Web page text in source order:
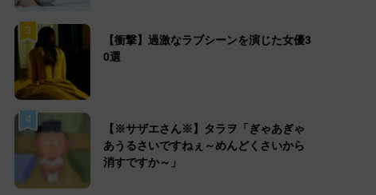
3
【衝撃】過激なラブシーンを演じた女優3
0選
4
【※サザエさん※】タラヲ「ぎゃあぎゃ
あうるさいですねぇ～めんどくさいから
消すですか～」